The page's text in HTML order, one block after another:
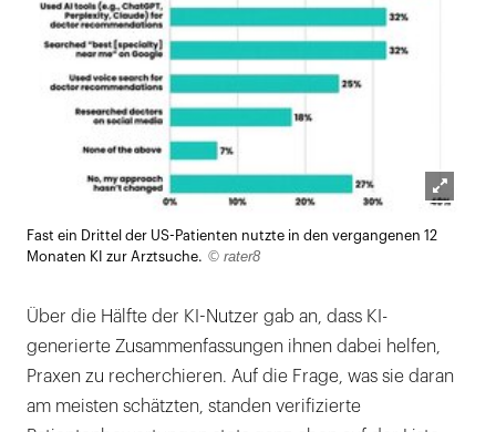
Fast ein Drittel der US-Patienten nutzte in den vergangenen 12
Monaten KI zur Arztsuche. © rater8
Über die Hälfte der KI-Nutzer gab an, dass KI-
generierte Zusammenfassungen ihnen dabei helfen,
Praxen zu recherchieren. Auf die Frage, was sie daran
am meisten schätzten, standen verifizierte